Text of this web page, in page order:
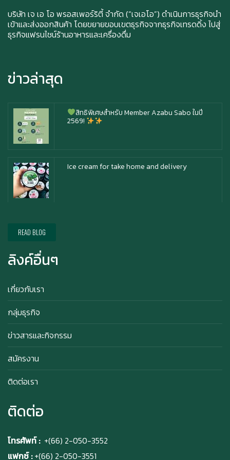
บริษัท เจ เอ โอ พรอสเพอร์ริตี้ จำกัด (“เจเอโอ”) ดำเนินการธุรกิจนำ
เข้าและส่งออกสินค้า โดยขยายขอบเขตธุรกิจจากธุรกิจเทรดดิ้ง ไปสู่
ธุรกิจแฟรนไชน์ร้านอาหารและเครื่องดื่ม
ข่าวล่าสุด
สิทธิพิเศษสำหรับ Member Azabu Sabo ในปี
2569!
Ice cream for take home and delivery
2569!
READ BLOG
ลิงค์อื่นๆ
เกี่ยวกับเรา
กลุ่มธุรกิจ
ข่าวสารและกิจกรรม
สมัครงาน
ติดต่อเรา
ติดต่อ
โทรศัพท์ : +(66) 2-050-3552
แฟกซ์ :+(66) 2-050-3551